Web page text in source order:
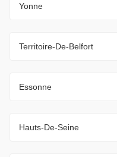
Yonne
Territoire-De-Belfort
Essonne
Hauts-De-Seine